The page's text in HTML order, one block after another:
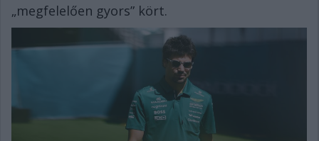
„megfelelően gyors” kört.